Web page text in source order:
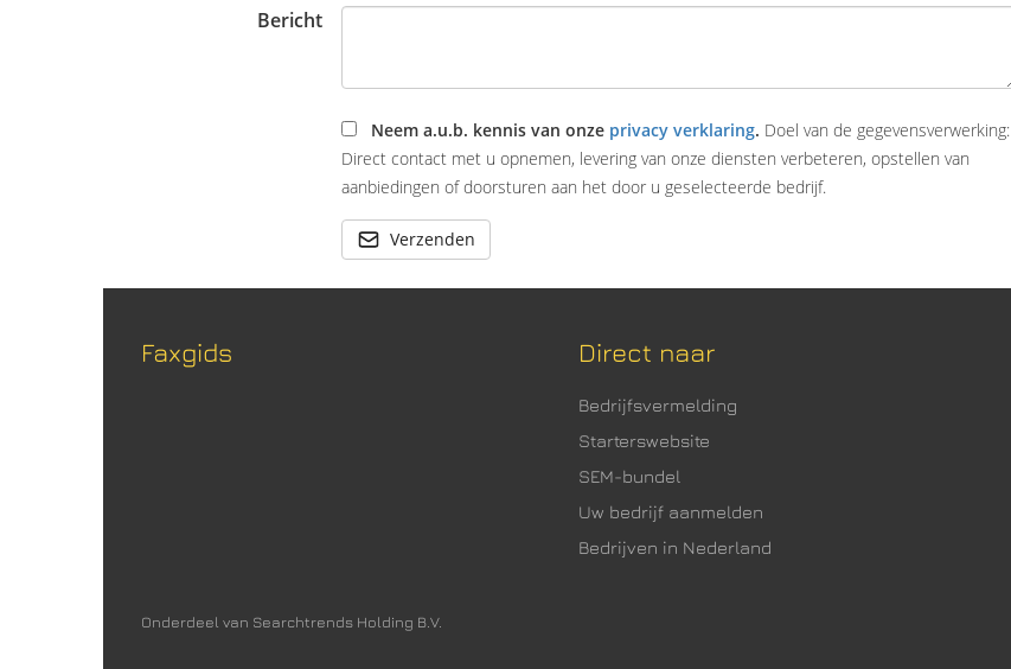
Bericht
Neem a.u.b. kennis van onze privacy verklaring. Doel van de gegevensverwerking:
Direct contact met u opnemen, levering van onze diensten verbeteren, opstellen van
aanbiedingen of doorsturen aan het door u geselecteerde bedrijf.
Verzenden
Faxgids
Onderdeel van Searchtrends Holding B.V.
Direct naar
Bedrijfsvermelding
Starterswebsite
SEM-bundel
Uw bedrijf aanmelden
Bedrijven in Nederland